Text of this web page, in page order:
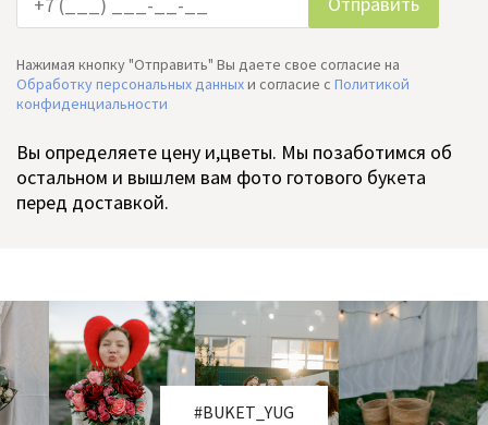
Нажимая кнопку "Отправить" Вы даете свое согласие на
Обработку персональных данныхи согласие c Политикой
конфиденциальности
Вы определяете цену и,цветы. Мы позаботимся об
остальном и вышлем вам фото готового букета
перед доставкой.
#BUKET_YUG